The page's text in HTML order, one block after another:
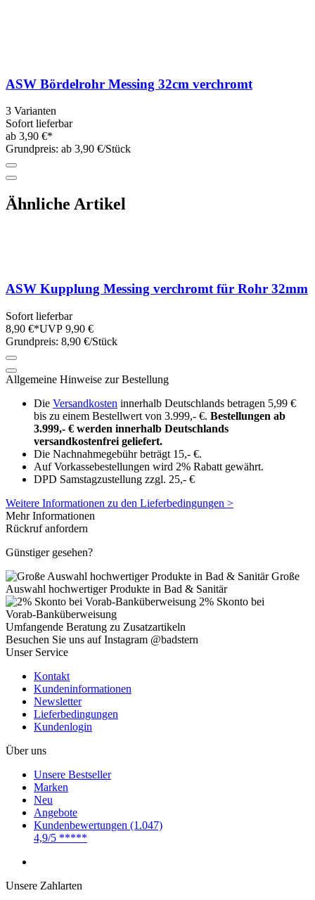
ASW Bördelrohr Messing 32cm verchromt
3 Varianten
Sofort lieferbar
ab 3,90 €*
Grundpreis: ab 3,90 €/Stück
Ähnliche Artikel
ASW Kupplung Messing verchromt für Rohr 32mm
Sofort lieferbar
8,90 €*UVP 9,90 €
Grundpreis: 8,90 €/Stück
Allgemeine Hinweise zur Bestellung
Die Versandkosten innerhalb Deutschlands betragen 5,99 €
bis zu einem Bestellwert von 3.999,- €. Bestellungen ab
3.999,- € werden innerhalb Deutschlands
versandkostenfrei geliefert.
Die Nachnahmegebühr beträgt 15,- €.
Auf Vorkassebestellungen wird 2% Rabatt gewährt.
DPD Samstagzustellung zzgl. 25,- €
Weitere Informationen zu den Lieferbedingungen >
Mehr Informationen
Rückruf anfordern
Günstiger gesehen?
Große
Auswahl hochwertiger Produkte in Bad & Sanitär
2% Skonto bei
Vorab-Banküberweisung
Umfangende Beratung zu Zusatzartikeln
Besuchen Sie uns auf Instagram @badstern
Unser Service
Kontakt
Kundeninformationen
Newsletter
Lieferbedingungen
Kundenlogin
Über uns
Unsere Bestseller
Marken
Neu
Angebote
Kundenbewertungen (1.047)
4,9/5 *****
Unsere Zahlarten